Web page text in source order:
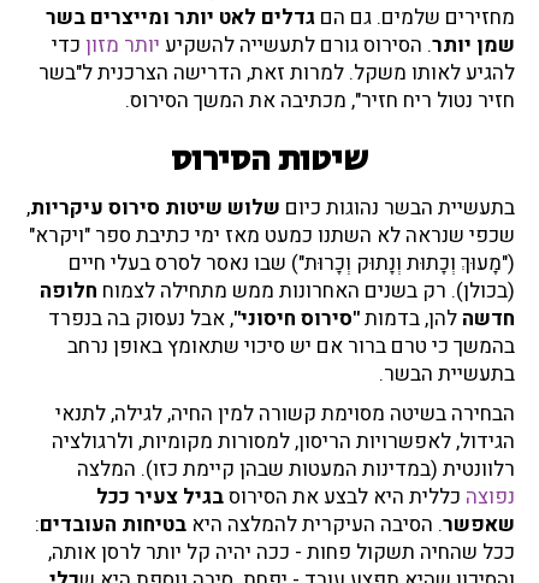
מחזירים שלמים. גם הם גדלים לאט יותר ומייצרים בשר
שמן יותר. הסירוס גורם לתעשייה להשקיע יותר מזון כדי
להגיע לאותו משקל. למרות זאת, הדרישה הצרכנית ל"בשר
חזיר נטול ריח חזיר", מכתיבה את המשך הסירוס.
שיטות הסירוס
בתעשיית הבשר נהוגות כיום שלוש שיטות סירוס עיקריות,
שכפי שנראה לא השתנו כמעט מאז ימי כתיבת ספר "ויקרא"
("מָעוּךְ וְכָתוּת וְנָתוּק וְכָרוּת") שבו נאסר לסרס בעלי חיים
(בכולן). רק בשנים האחרונות ממש מתחילה לצמוח חלופה
חדשה להן, בדמות"סירוס חיסוני", אבל נעסוק בה בנפרד
בהמשך כי טרם ברור אם יש סיכוי שתאומץ באופן נרחב
בתעשיית הבשר.
הבחירה בשיטה מסוימת קשורה למין החיה, לגילה, לתנאי
הגידול, לאפשרויות הריסון, למסורות מקומיות, ולרגולציה
רלוונטית (במדינות המעטות שבהן קיימת כזו). המלצה
נפוצה כללית היא לבצע את הסירוסבגיל צעיר ככל
שאפשר. הסיבה העיקרית להמלצה היא בטיחות העובדים:
ככל שהחיה תשקול פחות - ככה יהיה קל יותר לרסן אותה,